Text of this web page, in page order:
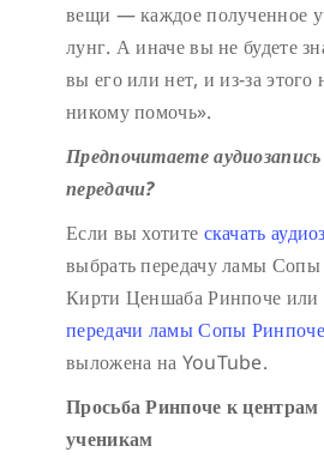
вещи — каждое полученное
лунг. А иначе вы не будете
вы его или нет, и из-за этого
никому помочь».
Предпочитаете
передачи?
Если вы хотите скачать
выбрать передачу ламы
Кирти Ценшаба Ринпоче или
передачи ламы Сопы Ринпоче
выложена на YouTube.
Просьба Ринпоче к
ученикам